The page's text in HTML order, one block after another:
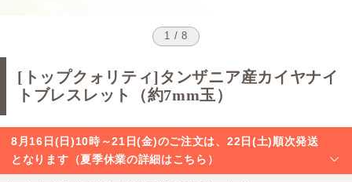
1 / 8
[トップクォリティ]タンザニア産カイヤナイ
トブレスレット（約7mm玉）
8月16日(日)10時～21日(金)のご注文は、22日(土)順次発送
となります（夏季休業の詳細はこちら）